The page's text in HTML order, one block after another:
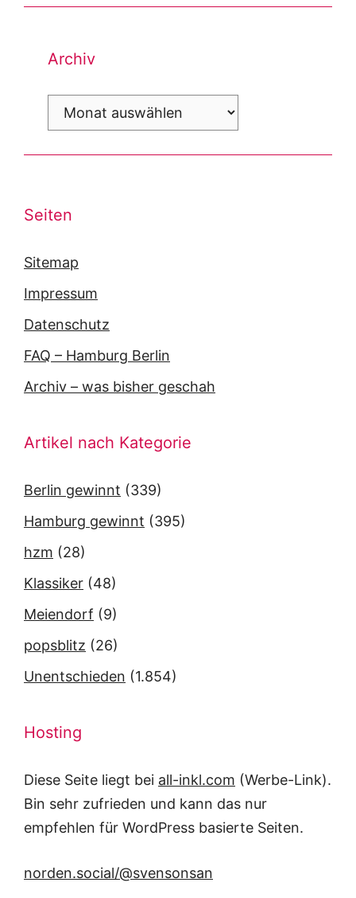
Archiv
Archiv
Seiten
Sitemap
Impressum
Datenschutz
FAQ – Hamburg Berlin
Archiv – was bisher geschah
Artikel nach Kategorie
Berlin gewinnt (339)
Hamburg gewinnt (395)
hzm (28)
Klassiker (48)
Meiendorf (9)
popsblitz (26)
Unentschieden (1.854)
Hosting
Diese Seite liegt bei all-inkl.com (Werbe-Link).
Bin sehr zufrieden und kann das nur
empfehlen für WordPress basierte Seiten.
norden.social/@svensonsan